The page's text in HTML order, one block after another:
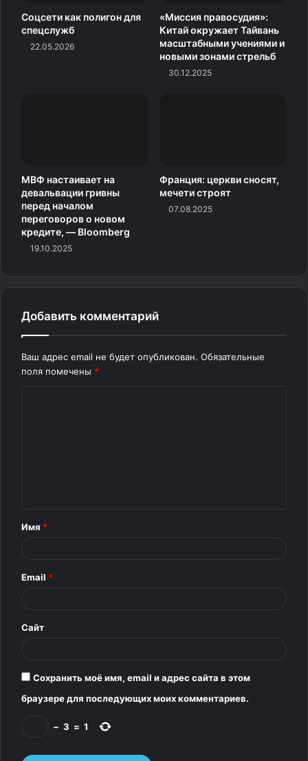
Соцсети как полигон для
спецслужб
22.05.2026
«Миссия правосудия»:
Китай окружает Тайвань
масштабными учениями и
новыми зонами стрельб
30.12.2025
МВФ настаивает на
девальвации гривны
перед началом
переговоров о новом
кредите, — Bloomberg
19.10.2025
Франция: церкви сносят,
мечети строят
07.08.2025
Добавить комментарий
Ваш адрес email не будет опубликован. Обязательные
поля помечены *
и
*
Имя *
Email *
Сайт
Сохранить моё имя, email и адрес сайта в этом
браузере для последующих моих комментариев.
− 3 = 1